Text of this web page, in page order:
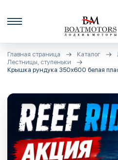
Главная страница Каталог
Лестницы, ступеньки
Крышка рундука 350х600 белая